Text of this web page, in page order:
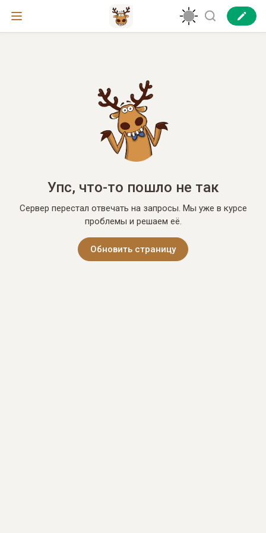
Упс, что-то пошло не так
Сервер перестал отвечать на запросы. Мы уже в курсе
проблемы и решаем её.
Обновить страницу